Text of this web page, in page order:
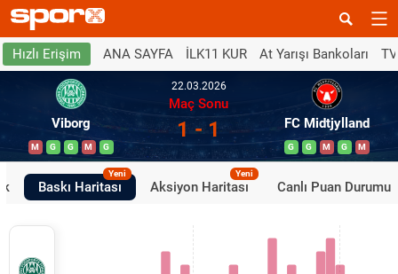
Hızlı Erişim ANA SAYFA İLK11 KUR At Yarışı Bankoları
Viborg
M G G M G
22.03.2026
Maç Sonu
1 - 1 FC Midtjylland
G G M G M
Baskı Haritası
Yeni
Aksiyon Haritası
Yeni
Canlı Puan Durumu